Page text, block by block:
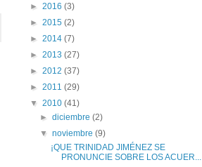
► 2016 (3)
► 2015 (2)
► 2014 (7)
► 2013 (27)
► 2012 (37)
► 2011 (29)
▼ 2010 (41)
►diciembre(2)
▼noviembre(9)
¡QUE TRINIDAD JIMÉNEZ SE
PRONUNCIE SOBRE LOS ACUER...